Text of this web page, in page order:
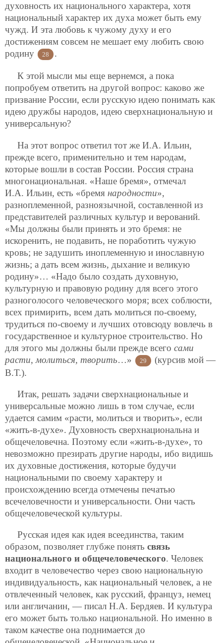
духовность их национального характера, хотя
национальный характер их духа может быть ему
чужд. И эта любовь к чужому духу и его
достижениям совсем не мешает ему любить свою
родину
28 .
К этой мысли мы еще вернемся, а пока
попробуем ответить на другой вопрос: каково же
призвание России, если русскую идею понимать как
идею дружбы народов, идею сверхнациональную и
универсальную?
На этот вопрос ответил тот же И.А. Ильин,
прежде всего, применительно и тем народам,
которые вошли в состав России. Россия страна
многонациональная. «Наше бремя», отмечал
И.А. Ильин, есть «бремя народности»,
разноплеменной, разноязычной, составленной из
представителей различных культур и верований.
«Мы должны были принять и это бремя: не
искоренить, не подавить, не поработить чужую
кровь; не задушить иноплеменную и инославную
жизнь; а дать всем жизнь, дыхание и великую
родину»… «Надо было создать духовную,
культурную и правовую родину для всего этого
разноголосого человеческого моря; всех соблюсти,
всех примирить, всем дать молиться по-своему,
трудиться по-своему и лучших отовсюду вовлечь в
государственное и культурное строительство. Но
для этого мы должны были прежде всего сами
расти,молиться, творить…» 29
(курсив мой —
В.Т.).
Итак, решать задачи сверхнациональные и
универсальные можно лишь в том случае, если
удается самим «расти, молиться и творить», если
«жить-в-духе». Духовность сверхнациональна и
общечеловечна. Поэтому если «жить-в-духе», то
невозможно презирать другие народы, ибо видишь
их духовные достижения, которые будучи
национальными по своему характеру и
происхождению всегда отмечены печатью
всечеловечности и универсальности. Они часть
общечеловеческой культуры.
Русская идея как идея всеединства, таким
образом, позволяет глубже понять связь
национального и общечеловеческого. Человек
входит в человечество через свою национальную
индивидуальность, как национальный человек, а не
отвлеченный человек, как русский, француз, немец
или англичанин, — писал Н.А. Бердяев. И культура
его может быть только национальной. Но именно в
таком качестве она поднимается до